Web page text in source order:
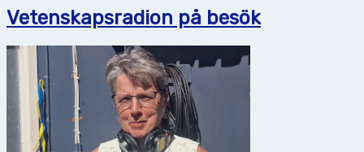
Vetenskapsradion på besök